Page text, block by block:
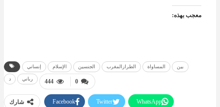
معجب بهذه:
إنساني الإسلام الجنسين الطرازالمغرب المساواة بين
د رباني 0
444
شارك Facebook Twitter WhatsApp